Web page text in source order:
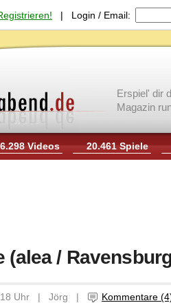
| Login / Email:
Erspiel' dir
Magazin
6.298 Videos 20.461 Spiele
(alea /
Uhr | Jörg | Kommentare